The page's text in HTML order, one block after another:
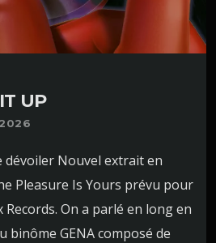
UP
dévoiler Nouvel extrait en
Pleasure Is Yours prévu pour
Records. On a parlé en long en
binôme GENA composé de